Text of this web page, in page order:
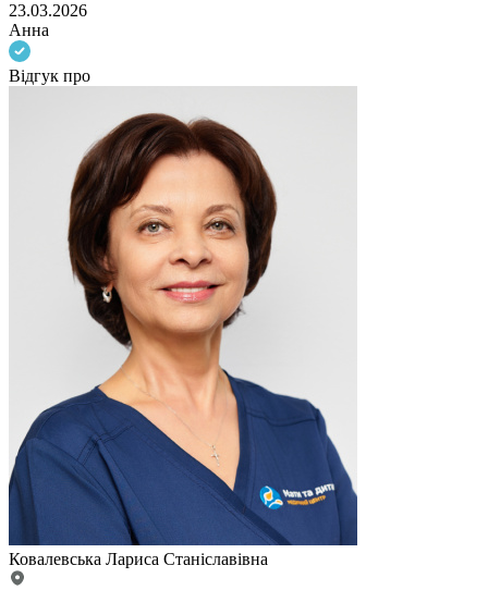
23.03.2026
Анна
Відгук про
Ковалевська Лариса Станіславівна